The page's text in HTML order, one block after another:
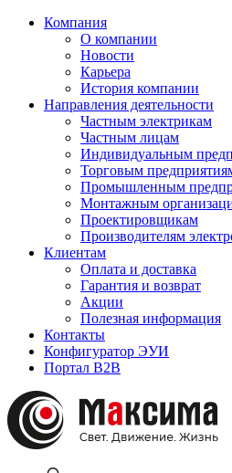
Компания
О компании
Новости
Карьера
История компании
Направления деятельности
Частным электрикам
Частным лицам
Индивидуальным
Торговым
Промышленным
Монтажным
Проектировщикам
Производителям
Клиентам
Оплата и доставка
Гарантия и возврат
Акции
Полезная информация
Контакты
Конфигуратор ЭУИ
Портал B2B